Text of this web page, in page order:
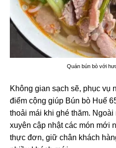
Quán bún bò với
Không gian sạch sẽ, phục vụ
điểm cộng giúp Bún bò Huế
thoải mái khi ghé thăm.
xuyên cập nhật các món mới
thực đơn, giữ chân khách